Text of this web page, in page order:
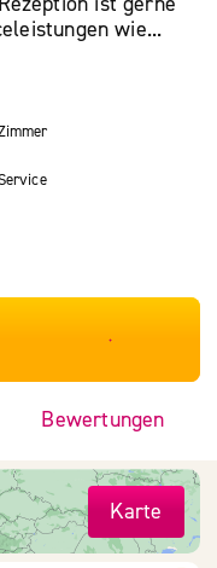
wie...
***************
Bewertungen
Karte